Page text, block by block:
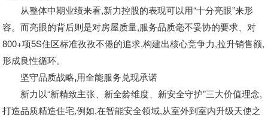
从整体中期业绩来看,新力控股的表现可以用“十分亮眼”来形
容。而亮眼的背后则是对房屋质量,服务品质毫不妥协的要求、对
800+项5S住区标准孜孜不倦的追求,构建出核心竞争力,拉升销售额,
形成良性循环。
坚守品质战略,用全能服务兑现承诺
新力以“新精致主张、新全龄维度、新安全守护”三大价值理念,
打造品质精造住宅,例如,在智能安全领域,从室外到室内升级天使之